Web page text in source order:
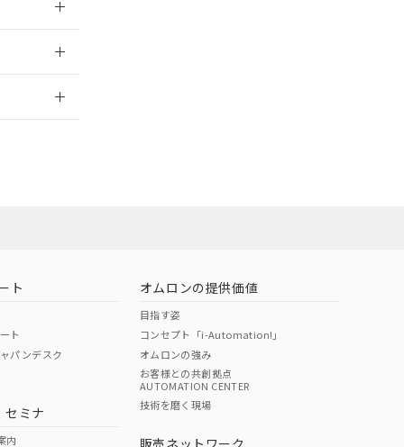
ページへ
ください
ト
ト
パンデスク
セミナ
内
オムロンの提供価値
目指す姿
コンセプト「i-Automation!」
オムロンの強み
お客様との共創拠点
AUTOMATION CENTER
技術を磨く現場
販売ネットワーク